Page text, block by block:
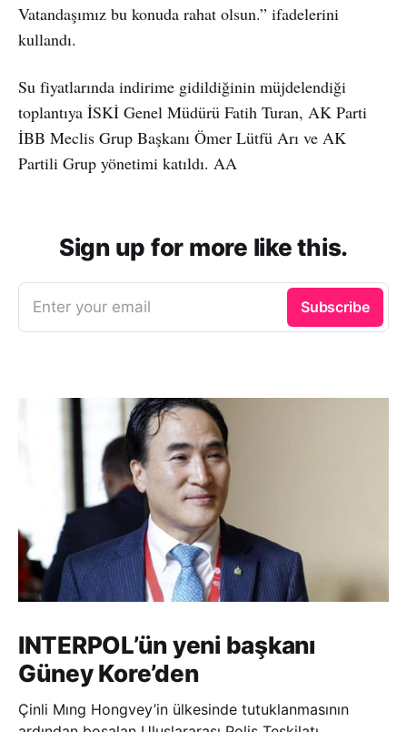
Vatandaşımız bu konuda rahat olsun.” ifadelerini
kullandı.
Su fiyatlarında indirime gidildiğinin müjdelendiği
toplantıya İSKİ Genel Müdürü Fatih Turan, AK Parti
İBB Meclis Grup Başkanı Ömer Lütfü Arı ve AK
Partili Grup yönetimi katıldı. AA
Sign up for more like this.
Enter your email Subscribe
INTERPOL’ün yeni başkanı
Güney Kore’den
Çinli Mıng Hongvey’in ülkesinde tutuklanmasının